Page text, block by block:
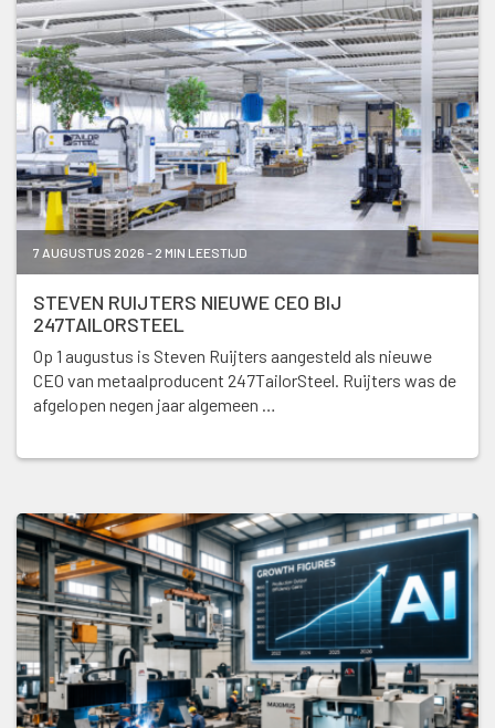
7 AUGUSTUS 2026 - 2 MIN LEESTIJD
STEVEN RUIJTERS NIEUWE CEO BIJ
247TAILORSTEEL
Op 1 augustus is Steven Ruijters aangesteld als nieuwe
CEO van metaalproducent 247TailorSteel. Ruijters was de
afgelopen negen jaar algemeen …